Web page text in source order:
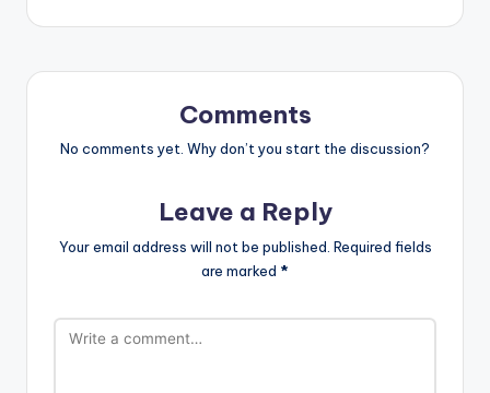
Comments
No comments yet. Why don’t you start the discussion?
Leave a Reply
Your email address will not be published. Required fields
are marked *